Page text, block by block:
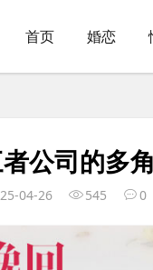
首页 婚恋
公司的多
04-26 545 0